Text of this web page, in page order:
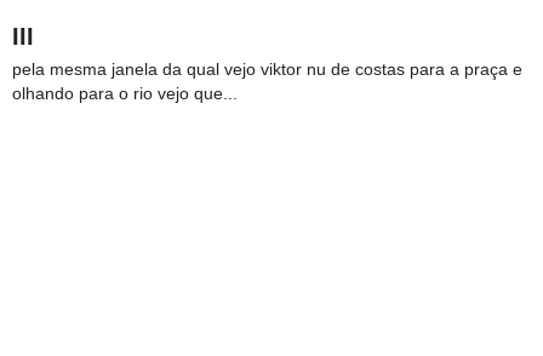
III
pela mesma janela da qual vejo viktor nu de costas para a praça e
olhando para o rio vejo que...